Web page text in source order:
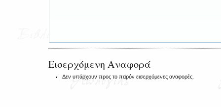
Εισερχόμενη Αναφορά
Δεν υπάρχουν προς το παρόν εισερχόμενες αναφορές.